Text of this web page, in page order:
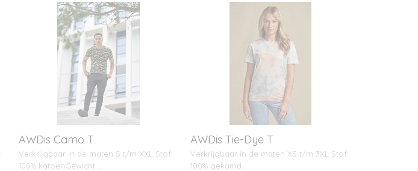
AWDis Camo T
Verkrijgbaar in de maten S t/m XXL Stof:
100% katoenGewicht:…
AWDis Tie-Dye T
Verkrijgbaar in de maten XS t/m 3XL Stof:
100% gekamd…